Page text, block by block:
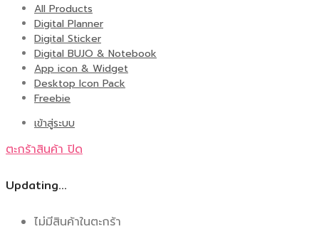
All Products
Digital Planner
Digital Sticker
Digital BUJO & Notebook
App icon & Widget
Desktop Icon Pack
Freebie
เข้าสู่ระบบ
ตะกร้าสินค้า ปิด
Updating…
ไม่มีสินค้าในตะกร้า